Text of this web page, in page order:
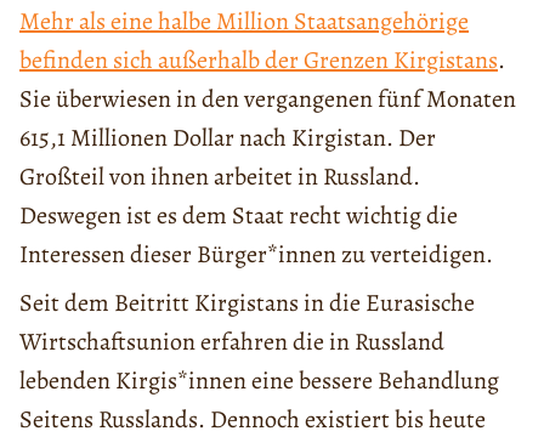
Mehr als eine halbe Million Staatsangehörige
befinden sich außerhalb der Grenzen Kirgistans.
Sie überwiesen in den vergangenen fünf Monaten
615,1 Millionen Dollar nach Kirgistan. Der
Großteil von ihnen arbeitet in Russland.
Deswegen ist es dem Staat recht wichtig die
Interessen dieser Bürger*innen zu verteidigen.
Seit dem Beitritt Kirgistans in die Eurasische
Wirtschaftsunion erfahren die in Russland
lebenden Kirgis*innen eine bessere Behandlung
Seitens Russlands. Dennoch existiert bis heute